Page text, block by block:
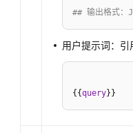
## 输出格式：
用户提示词：
{{query}}